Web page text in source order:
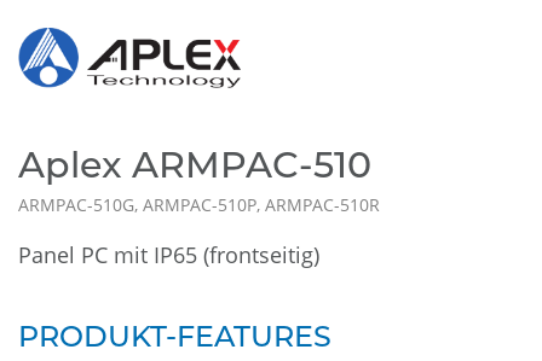
Aplex ARMPAC-510
ARMPAC-510G, ARMPAC-510P, ARMPAC-510R
Panel PC mit IP65 (frontseitig)
PRODUKT-FEATURES